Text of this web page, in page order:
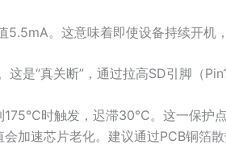
5.5mA。这意味着即使设备持续开机
这是“真关断”，通过拉高SD引脚（
175℃时触发，迟滞30℃。这一保护
加速芯片老化。建议通过PCB铜箔